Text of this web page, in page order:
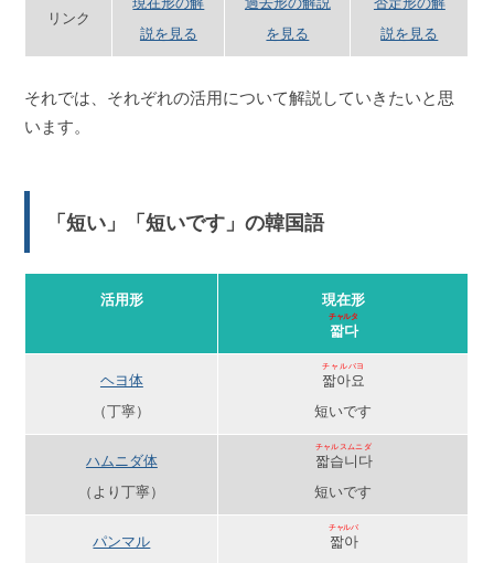
リンク
説を見る
を見る
説を見る
それでは、それぞれの活用について解説していきたいと思
います。
「短い」「短いです」の韓国語
活用形
現在形
짧다
チャルタ
ヘヨ体
（丁寧）
짧아요
チャルバヨ
短いです
ハムニダ体
（より丁寧）
짧습니다
チャルスムニダ
短いです
パンマル
짧아
チャルバ